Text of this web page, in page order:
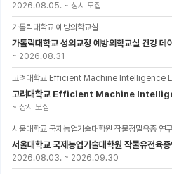
2026.08.05. ~ 상시 모집
가톨릭대학교 예방의학교실
가톨릭대학교 성의교정 예방의학교실 건강 데
~ 2026.08.31
고려대학교 Efficient Machine Intelligence
고려대학교 Efficient Machine
~ 상시 모집
서울대학교 국제농업기술대학원 작물정밀육종 연
서울대학교 국제농업기술대학원 작물유전육
2026.08.03. ~ 2026.09.30